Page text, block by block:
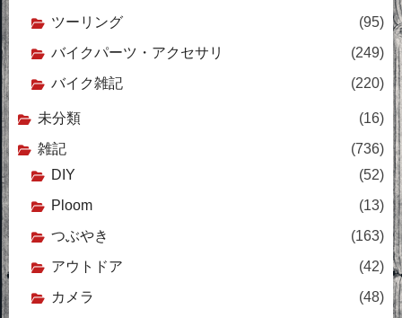
ツーリング
(95)
バイクパーツ・アクセサリ
(249)
バイク雑記
(220)
未分類
(16)
雑記
(736)
DIY
(52)
Ploom
(13)
つぶやき
(163)
アウトドア
(42)
カメラ
(48)